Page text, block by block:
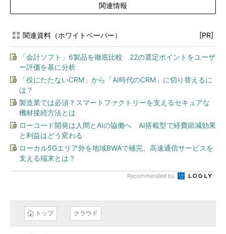
関連情報
関連資料（ホワイトペーパー） [PR]
「会計ソフト」6製品を徹底比較 22の選定ポイントをユーザ
ー評価を基に分析
「役にたたないCRM」から「AI時代のCRM」に切り替えるに
は？
製造業では必須？スマートファクトリーを支えるセキュアな
機材接続方法とは
ローコード開発は人間とAIの協働へ AI搭載型で経費節減効果
と利益はどう変わる
ローカル5Gエリア外を地域BWAで補完、高速通信サービスを
支える端末とは？
Recommended by
トップ クラウド